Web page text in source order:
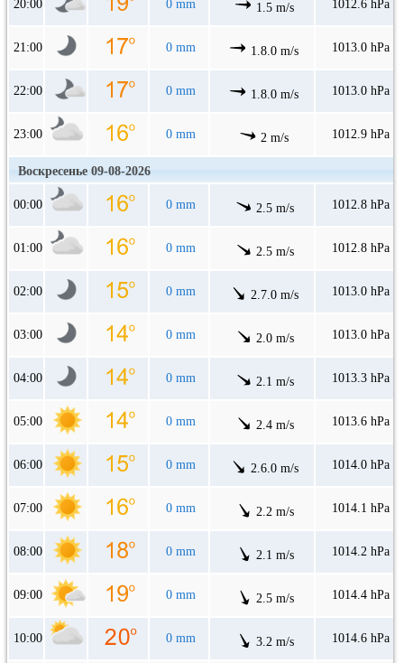
20:00 0 mm 1.5 m/s 1012.6 hPa
21:00 0 mm 1.8.0 m/s 1013.0 hPa
22:00 0 mm 1.8.0 m/s 1013.0 hPa
23:00 0 mm 2 m/s 1012.9 hPa
Воскресенье 09-08-2026
00:00 0 mm 2.5 m/s 1012.8 hPa
01:00 0 mm 2.5 m/s 1012.8 hPa
02:00 0 mm 2.7.0 m/s 1013.0 hPa
03:00 0 mm 2.0 m/s 1013.0 hPa
04:00 0 mm 2.1 m/s 1013.3 hPa
05:00 0 mm 2.4 m/s 1013.6 hPa
06:00 0 mm 2.6.0 m/s 1014.0 hPa
07:00 0 mm 2.2 m/s 1014.1 hPa
08:00 0 mm 2.1 m/s 1014.2 hPa
09:00 0 mm 2.5 m/s 1014.4 hPa
10:00 0 mm 3.2 m/s 1014.6 hPa